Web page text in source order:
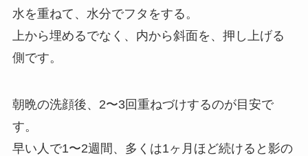
水を重ねて、水分でフタをする。
上から埋めるでなく、内から斜面を、押し上げる
側です。
朝晩の洗顔後、2〜3回重ねづけするのが目安で
す。
早い人で1〜2週間、多くは1ヶ月ほど続けると影の